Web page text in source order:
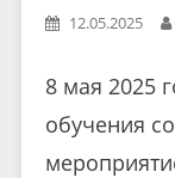
12.05.2025
8 мая 2025
обучения